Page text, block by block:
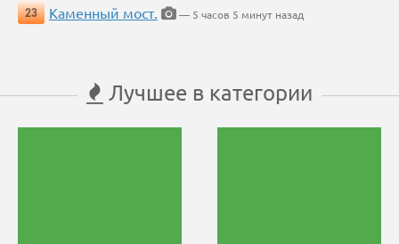
23
Каменный мост. — 5 часов 5 минут назад
Лучшее в категории